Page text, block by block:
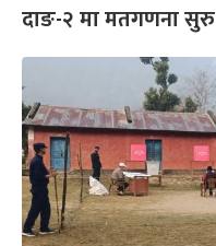
दाङ-२ मा मतगणना सुरु